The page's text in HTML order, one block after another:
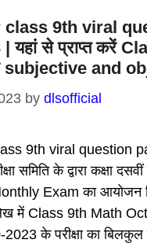
class 9th viral
यहां से प्राप्त करें
subjective and
by dlsofficial
9th viral question
समिति के द्वारा कक्षा
Exam का आयोजन
में Class 9th Math
के परीक्षा का बिलकुल